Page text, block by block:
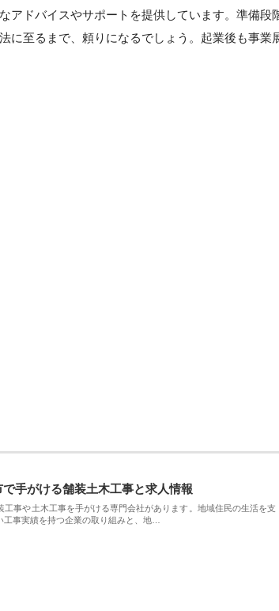
アドバイスやサポートを提供しています。準備段
に至るまで、頼りになるでしょう。起業後も事業
手がける舗装土木工事と求人情報
事や土木工事を手がける専門会社があります。地域住民の生活を支
事実績を持つ企業の取り組みと、地…